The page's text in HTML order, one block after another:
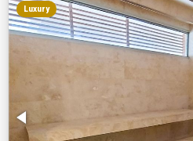
Luxury